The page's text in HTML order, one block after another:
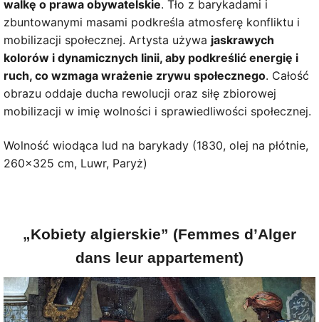
walkę o prawa obywatelskie. Tło z barykadami i
zbuntowanymi masami podkreśla atmosferę konfliktu i
mobilizacji społecznej. Artysta używa jaskrawych
kolorów i dynamicznych linii, aby podkreślić energię i
ruch, co wzmaga wrażenie zrywu społecznego. Całość
obrazu oddaje ducha rewolucji oraz siłę zbiorowej
mobilizacji w imię wolności i sprawiedliwości społecznej.
Wolność wiodąca lud na barykady (1830, olej na płótnie,
260×325 cm, Luwr, Paryż)
„Kobiety algierskie” (Femmes d’Alger
dans leur appartement)